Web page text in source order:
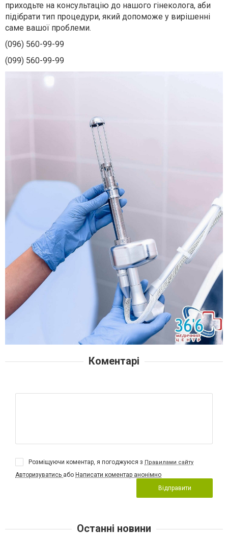
приходьте на консультацію до нашого гінеколога, аби
підібрати тип процедури, який допоможе у вирішенні
саме вашої проблеми.
(096) 560-99-99
(099) 560-99-99
Коментарі
Розміщуючи коментар, я погоджуюся з Правилами сайту
Авторизуватись або Написати коментар анонімно
Відправити
Останні новини